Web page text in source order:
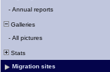
- Annual reports
Galleries
- All pictures
Stats
Migration sites